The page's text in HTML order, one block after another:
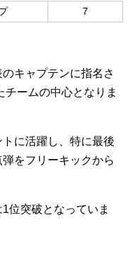
7
キャプテンに指名さ
チームの中心となりま
に活躍し、特に最後
をフリーキックから
位突破となっていま